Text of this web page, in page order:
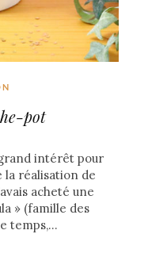
pot
intérêt pour
la réalisation de
acheté une
» (famille des
temps,…